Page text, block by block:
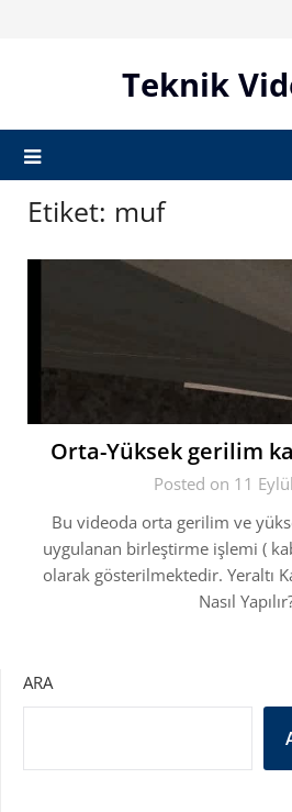
Teknik
Etiket: muf
Orta-Yüksek gerilim
Posted on 11
Bu videoda orta gerilim ve
uygulanan birleştirme işlemi (
olarak gösterilmektedir. Yeraltı
Nasıl
ARA